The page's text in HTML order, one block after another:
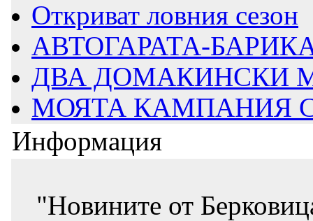
Откриват ловния сезон
АВТОГАРАТА-
ДВА ДОМАКИНСКИ
МОЯТА КАМПАНИЯ
Информация
"Новините от